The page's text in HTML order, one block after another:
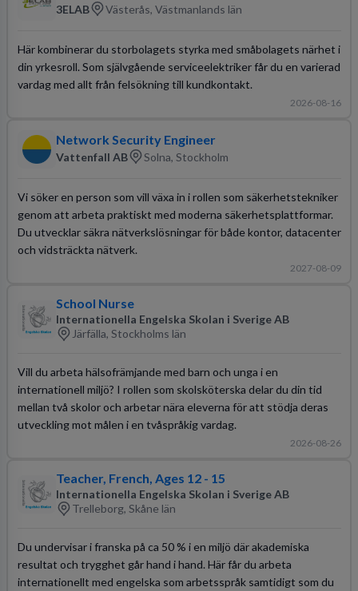
3ELAB Västerås, Västmanlands län
Här kombinerar du storbolagets styrka med småbolagets närhet i
din yrkesroll. Som självgående serviceelektriker får du en varierad
vardag med allt från felsökning till kundkontakt.
2026-08-16
Network Security Engineer
Vattenfall AB Solna, Stockholm
Vi söker en person som vill växa in i rollen som säkerhetstekniker
genom att arbeta praktiskt med moderna säkerhetsplattformar.
Du utvecklar säkra nätverkslösningar för både kontor, datacenter
och vidsträckta nätverk.
2027-08-09
School Nurse
Internationella Engelska Skolan i Sverige AB
Järfälla, Stockholms län
Vill du arbeta hälsofrämjande med barn och unga i en
internationell miljö? I rollen som skolsköterska delar du din tid
mellan två skolor och arbetar nära eleverna för att stödja deras
utveckling mot målen i en tvåspråkig vardag.
2026-08-26
Teacher, French, Ages 12 - 15
Internationella Engelska Skolan i Sverige AB
Trelleborg, Skåne län
Du undervisar i franska på ca 50 % i en miljö där akademiska
resultat och trygghet går hand i hand. Här får du arbeta
internationellt med engelska som arbetsspråk samtidigt som du